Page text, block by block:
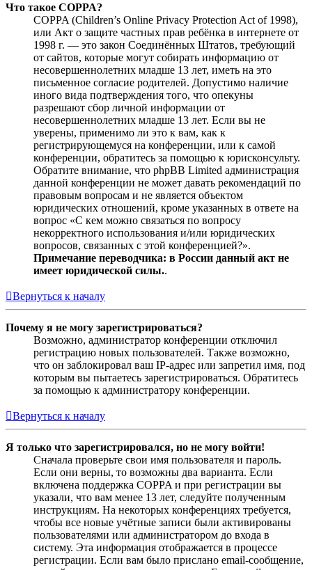
Что такое COPPA?
COPPA (Children’s Online Privacy Protection Act of 1998),
или Акт о защите частных прав ребёнка в интернете от
1998 г. — это закон Соединённых Штатов, требующий
от сайтов, которые могут собирать информацию от
несовершеннолетних младше 13 лет, иметь на это
письменное согласие родителей. Допустимо наличие
иного вида подтверждения того, что опекуны
разрешают сбор личной информации от
несовершеннолетних младше 13 лет. Если вы не
уверены, применимо ли это к вам, как к
регистрирующемуся на конференции, или к самой
конференции, обратитесь за помощью к юрисконсульту.
Обратите внимание, что phpBB Limited администрация
данной конференции не может давать рекомендаций по
правовым вопросам и не является объектом
юридических отношений, кроме указанных в ответе на
вопрос «С кем можно связаться по вопросу
некорректного использования и/или юридических
вопросов, связанных с этой конференцией?».
Примечание переводчика: в России данный акт не
имеет юридической силы..
Вернуться к началу
Почему я не могу зарегистрироваться?
Возможно, администратор конференции отключил
регистрацию новых пользователей. Также возможно,
что он заблокировал ваш IP-адрес или запретил имя, под
которым вы пытаетесь зарегистрироваться. Обратитесь
за помощью к администратору конференции.
Вернуться к началу
Я только что зарегистрировался, но не могу войти!
Сначала проверьте свои имя пользователя и пароль.
Если они верны, то возможны два варианта. Если
включена поддержка COPPA и при регистрации вы
указали, что вам менее 13 лет, следуйте полученным
инструкциям. На некоторых конференциях требуется,
чтобы все новые учётные записи были активированы
пользователями или администратором до входа в
систему. Эта информация отображается в процессе
регистрации. Если вам было прислано email-сообщение,